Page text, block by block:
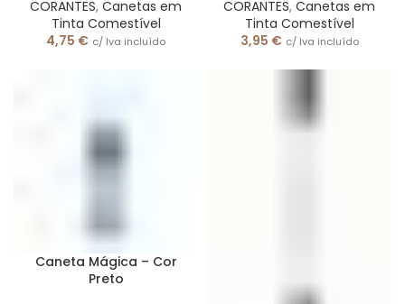
CORANTES, Canetas em
Tinta Comestível
4,75 € c/ Iva incluído
CORANTES, Canetas em
Tinta Comestível
3,95 € c/ Iva incluído
Caneta Mágica – Cor
Preto